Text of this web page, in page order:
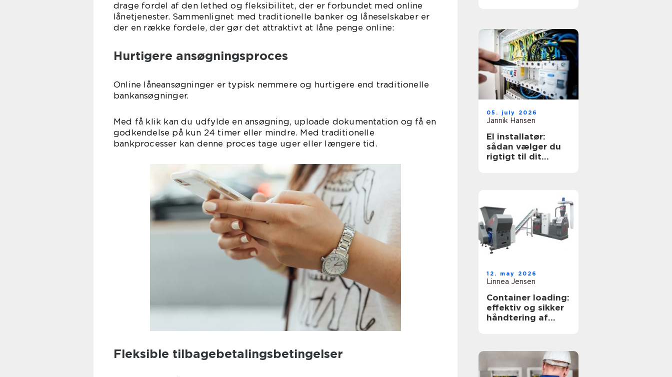
drage fordel af den lethed og fleksibilitet, der er forbundet med online
lånetjenester. Sammenlignet med traditionelle banker og låneselskaber er
der en række fordele, der gør det attraktivt at låne penge online:
Hurtigere ansøgningsproces
Online låneansøgninger er typisk nemmere og hurtigere end traditionelle
bankansøgninger.
Med få klik kan du udfylde en ansøgning, uploade dokumentation og få en
godkendelse på kun 24 timer eller mindre. Med traditionelle
bankprocesser kan denne proces tage uger eller længere tid.
Fleksible tilbagebetalingsbetingelser
05. july 2026
Jannik Hansen
El installatør:
sådan vælger du
rigtigt til dit
12. may 2026
Linnea Jensen
Container loading:
effektiv og sikker
håndtering af